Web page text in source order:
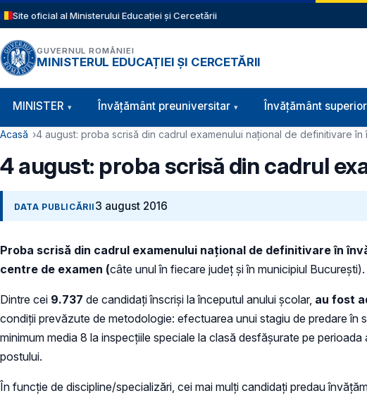
Sari la conținutul principal
Site oficial al Ministerului Educației și Cercetării
GUVERNUL ROMÂNIEI
MINISTERUL EDUCAȚIEI ȘI CERCETĂRII
Navigație principală
MINISTER Învăţământ preuniversitar Învățământ superior
Cale de navigare
Acasă 4 august: proba scrisă din cadrul examenului naţional de definitivare în
4 august: proba scrisă din cadrul
DATA PUBLICĂRII 3 august 2016
Proba scrisă din cadrul examenului naţional de definitivare în
centre de examen (câte unul în fiecare judeţ şi în municipiul Bucureşti).
Dintre cei 9.737 de candidaţi înscrişi la începutul anului şcolar, au fost
condiţii prevăzute de metodologie: efectuarea unui stagiu de predare în
minimum media 8 la inspecţiile speciale la clasă desfăşurate pe
postului.
În funcţie de discipline/specializări, cei mai mulţi candidaţi predau